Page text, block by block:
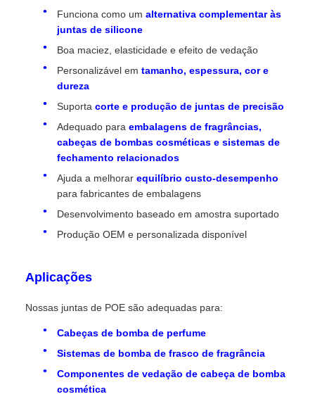
Funciona como um alternativa complementar às
juntas de silicone
Boa maciez, elasticidade e efeito de vedação
Personalizável em tamanho, espessura, cor e
dureza
Suporta corte e produção de juntas de precisão
Adequado para embalagens de fragrâncias,
cabeças de bombas cosméticas e sistemas de
fechamento relacionados
Ajuda a melhorar equilíbrio custo-desempenho
para fabricantes de embalagens
Desenvolvimento baseado em amostra suportado
Produção OEM e personalizada disponível
Aplicações
Nossas juntas de POE são adequadas para:
Cabeças de bomba de perfume
Sistemas de bomba de frasco de fragrância
Componentes de vedação de cabeça de bomba
cosmética